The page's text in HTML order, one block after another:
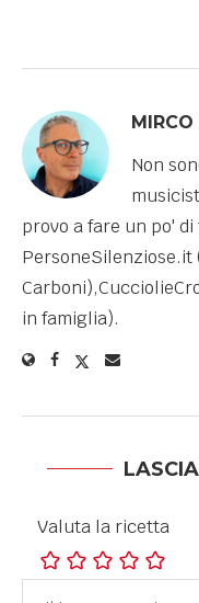
Non
provo a fare un po'
in famiglia).
Valuta la ricetta